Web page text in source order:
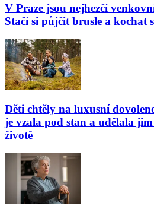
V Praze jsou nejhezčí
Stačí si půjčit brusle a kochat
Děti chtěly na luxusní
je vzala pod stan a udělala
životě